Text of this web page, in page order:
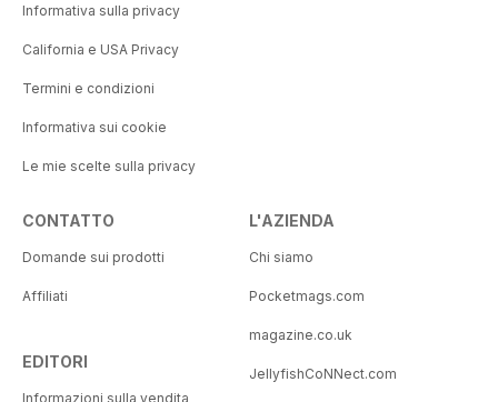
Informativa sulla privacy
California e USA Privacy
Termini e condizioni
Informativa sui cookie
Le mie scelte sulla privacy
CONTATTO
Domande sui prodotti
Affiliati
EDITORI
Informazioni sulla vendita
L'AZIENDA
Chi siamo
Pocketmags.com
magazine.co.uk
JellyfishCoNNect.com